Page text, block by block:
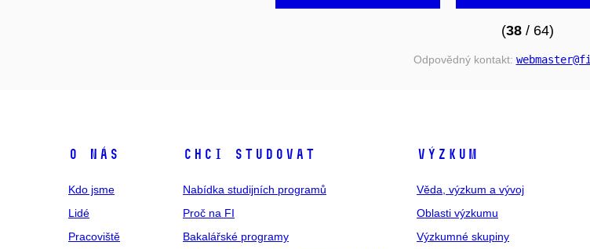
(38/ 64)
Odpovědný kontakt: webmaster@fi
O NÁS
Kdo jsme
Lidé
Pracoviště
CHCI STUDOVAT
Nabídka studijních programů
Proč na FI
Bakalářské programy
VÝZKUM
Věda, výzkum a vývoj
Oblasti výzkumu
Výzkumné skupiny